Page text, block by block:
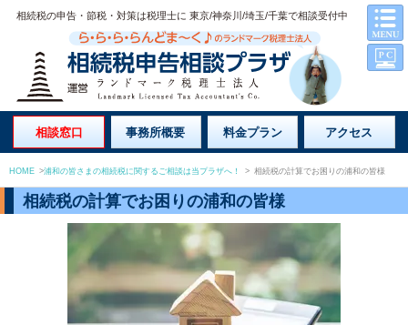
相続税の申告・節税・対策は税理士に 東京/神奈川/埼玉/千葉で相談受付中
相談窓口 事務所概要 料金プラン アクセス
HOME >浦和の皆さまの相続税に関するご相談は当プラザへ！ > 相続税の計算でお困りの浦和の皆様
相続税の計算でお困りの浦和の皆様